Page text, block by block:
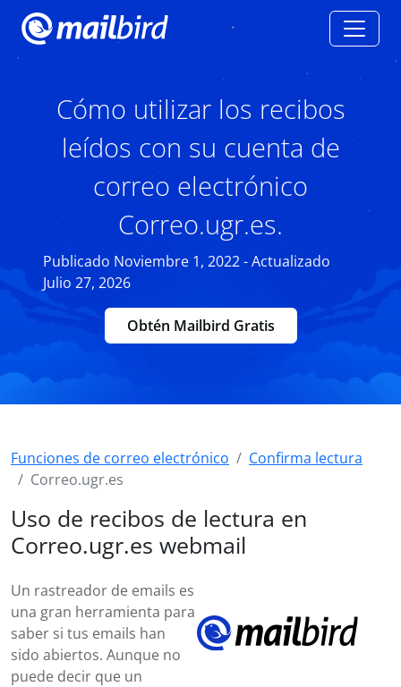
Cómo utilizar los recibos
leídos con su cuenta de
correo electrónico
Correo.ugr.es.
Publicado Noviembre 1, 2022 - Actualizado
Julio 27, 2026
Obtén Mailbird Gratis
Funciones de correo electrónico
Confirma lectura
Correo.ugr.es
Uso de recibos de lectura en
Correo.ugr.es webmail
Un rastreador de emails es
una gran herramienta para
saber si tus emails han
sido abiertos. Aunque no
puede decir que un